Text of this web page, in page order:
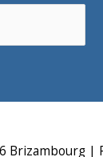
Brizambourg|